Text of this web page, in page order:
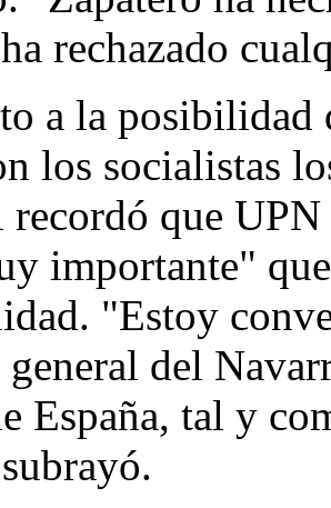
rechazado
a la posibilidad
los socialistas
recordó que
importante" que
"Estoy
general del
España, tal y